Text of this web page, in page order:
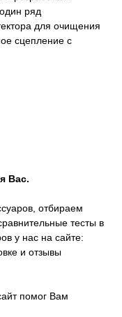
ряд
для очищения
сцепление с
Вас.
отбираем
тесты в
у нас на сайте:
и отзывы
помог Вам